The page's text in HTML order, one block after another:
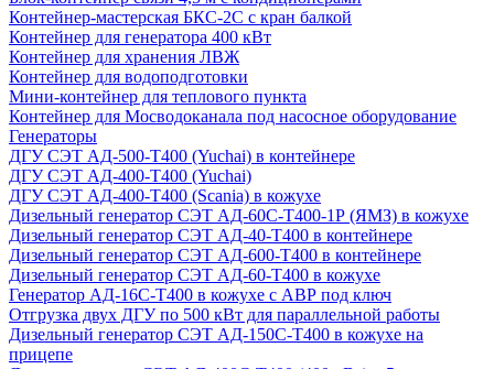
Контейнер-мастерская БКС-2С с кран балкой
Контейнер для генератора 400 кВт
Контейнер для хранения ЛВЖ
Контейнер для водоподготовки
Мини-контейнер для теплового пункта
Контейнер для Мосводоканала под насосное оборудование
Генераторы
ДГУ СЭТ АД-500-Т400 (Yuchai) в контейнере
ДГУ СЭТ АД-400-Т400 (Yuchai)
ДГУ СЭТ АД-400-Т400 (Scania) в кожухе
Дизельный генератор СЭТ АД-60С-Т400-1Р (ЯМЗ) в кожухе
Дизельный генератор СЭТ АД-40-Т400 в контейнере
Дизельный генератор СЭТ АД-600-Т400 в контейнере
Дизельный генератор СЭТ АД-60-Т400 в кожухе
Генератор АД-16С-Т400 в кожухе с АВР под ключ
Отгрузка двух ДГУ по 500 кВт для параллельной работы
Дизельный генератор СЭТ АД-150С-Т400 в кожухе на
прицепе